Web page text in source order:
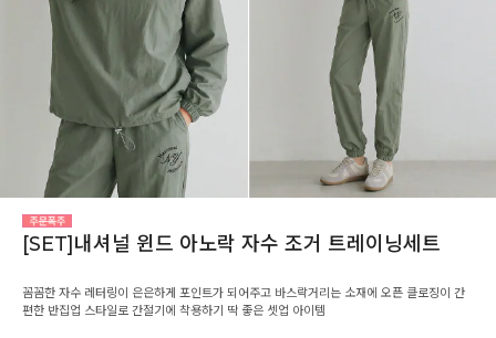
[SET]내셔널 윈드 아노락 자수 조거 트레이닝세트
꼼꼼한 자수 레터링이 은은하게 포인트가 되어주고 바스락거리는 소재에 오픈 클로징이 간
편한 반집업 스타일로 간절기에 착용하기 딱 좋은 셋업 아이템